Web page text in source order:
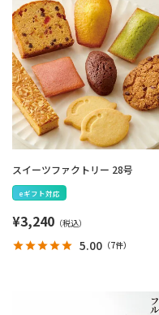
スイーツファクトリー 28号
eギフト対応
¥3,240
5.00 （7件）